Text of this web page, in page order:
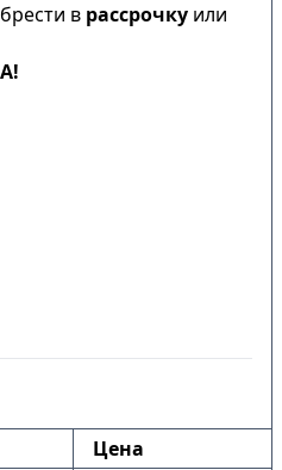
в рассрочку или
Цена